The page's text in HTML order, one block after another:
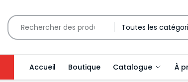
Toutes les
Accueil Boutique Catalogue À